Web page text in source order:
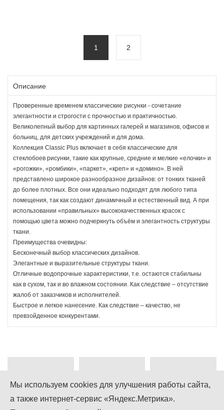
1 2
Описание
Проверенные временем классические рисунки - сочетание
элегантности и строгости с прочностью и практичностью.
Великолепный выбор для картинных галерей и магазинов, офисов и
больниц, для детских учреждений и для дома.
Коллекция Classic Plus включает в себя классические для
стеклобоев рисунки, такие как крупные, средние и мелкие «елочки» и
«рогожки», «ромбики», «паркет», «креп» и «домино». В ней
представлено широкое разнообразное дизайнов: от тонких тканей
до более плотных. Все они идеально подходят для любого типа
помещения, так как создают динамичный и естественный вид. А при
использовании «правильных» высококачественных красок с
помощью цвета можно подчеркнуть объём и элегантность структуры
ткани.
Преимущества очевидны:
Бесконечный выбор классических дизайнов.
Элегантные и выразительные структуры ткани.
Отличные водопрочные характеристики, т.е. остаются стабильны
как в сухом, так и во влажном состоянии. Как следствие – отсутствие
жалоб от заказчиков и исполнителей.
Быстрое и легкое нанесение. Как следствие – качество, не
превзойденное конкурентами.
Мы используем cookies для улучшения работы сайта,
а также интернет-сервис «Яндекс.Метрика».